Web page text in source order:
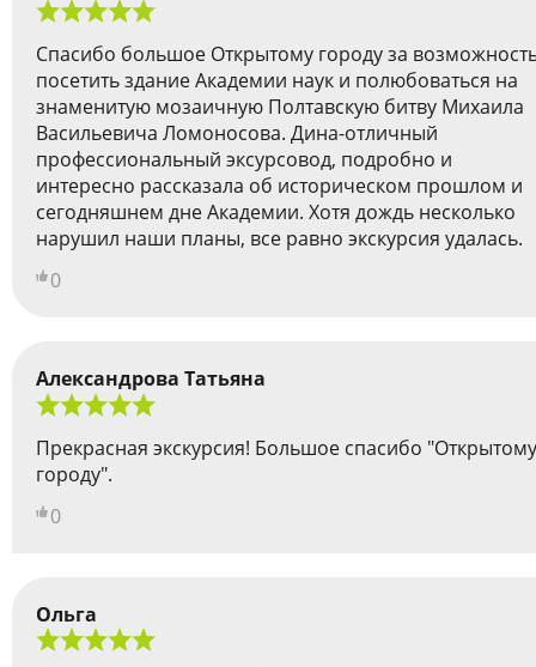
Спасибо большое Открытому городу за
посетить здание Академии наук и полюбоваться на
знаменитую мозаичную Полтавскую битву Михаила
Васильевича Ломоносова. Дина-отличный
профессиональный эксурсовод, подробно и
интересно рассказала об историческом прошлом и
сегодняшнем дне Академии. Хотя дождь несколько
нарушил наши планы, все равно экскурсия удалась.
0
Александрова Татьяна
Прекрасная экскурсия! Большое спасибо "Открытому
городу".
0
Ольга